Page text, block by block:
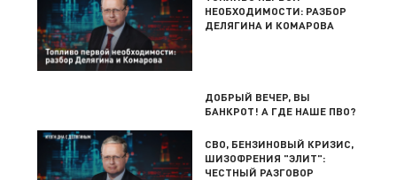
НЕОБХОДИМОСТИ: РАЗБОР
ДЕЛЯГИНА И КОМАРОВА
ДОБРЫЙ ВЕЧЕР, ВЫ
БАНКРОТ! А ГДЕ НАШЕ ПВО?
СВО, БЕНЗИНОВЫЙ КРИЗИС,
ШИЗОФРЕНИЯ "ЭЛИТ":
ЧЕСТНЫЙ РАЗГОВОР